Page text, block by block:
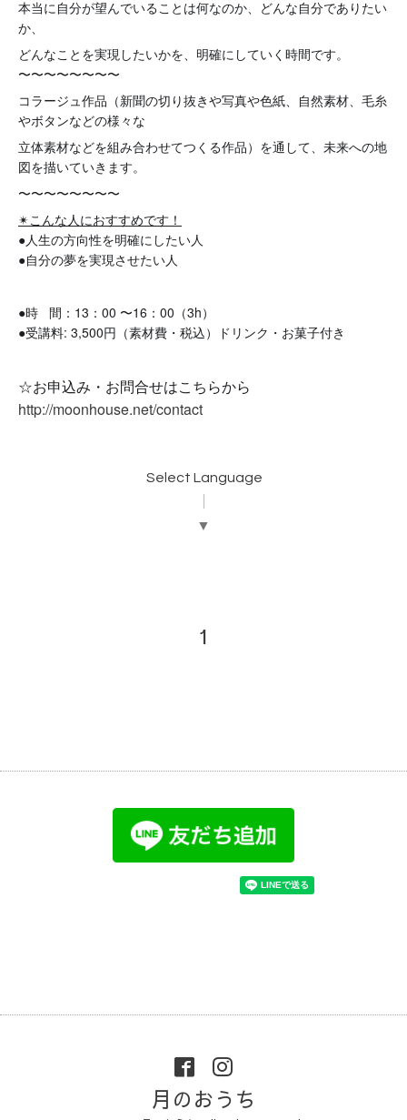
本当に自分が望んでいることは何なのか、どんな自分でありたい
か、
どんなことを実現したいかを、明確にしていく時間です。
〜〜〜〜〜〜〜〜
コラージュ作品（新聞の切り抜きや写真や色紙、自然素材、毛糸
やボタンなどの様々な
立体素材などを組み合わせてつくる作品）を通して、未来への地
図を描いていきます。
〜〜〜〜〜〜〜〜
✴こんな人におすすめです！
●人生の方向性を明確にしたい人
●自分の夢を実現させたい人
●時 間：13：00 〜16：00（3h）
●受講料: 3,500円（素材費・税込）ドリンク・お菓子付き
☆お申込み・お問合せはこちらから
http://moonhouse.net/contact
Select Language
▼
1
月のおうち